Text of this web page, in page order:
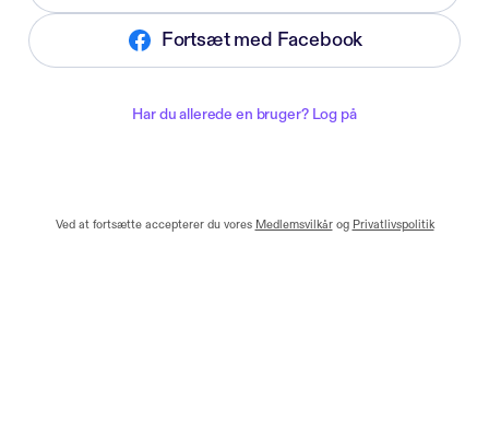
Fortsæt med Facebook
Har du allerede en bruger? Log på
Ved at fortsætte accepterer du vores Medlemsvilkår og Privatlivspolitik